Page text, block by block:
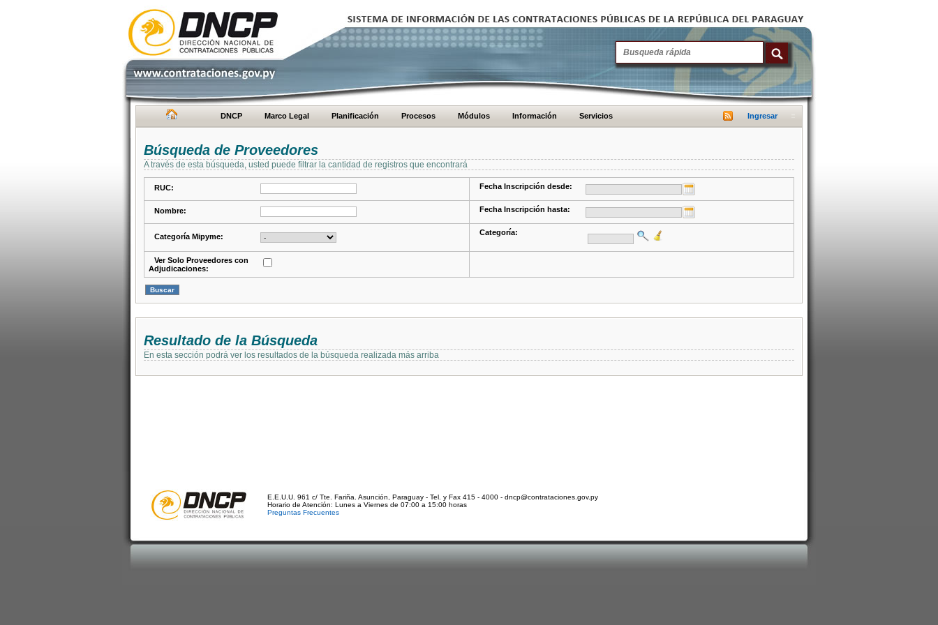
DNCP Marco Legal Planificación Procesos Módulos Información Servicios Ingresar
Búsqueda de Proveedores
A través de esta búsqueda, usted puede filtrar la cantidad de registros que encontrará
RUC: Fecha Inscripción desde:
Nombre: Fecha Inscripción hasta:
Categoría Mipyme: Categoría:
Ver Solo Proveedores con
Adjudicaciones:
Resultado de la Búsqueda
En esta sección podrá ver los resultados de la búsqueda realizada más arriba
E.E.U.U. 961 c/ Tte. Fariña. Asunción, Paraguay - Tel. y Fax 415 - 4000 - dncp@contrataciones.gov.py
Horario de Atención: Lunes a Viernes de 07:00 a 15:00 horas
Preguntas Frecuentes